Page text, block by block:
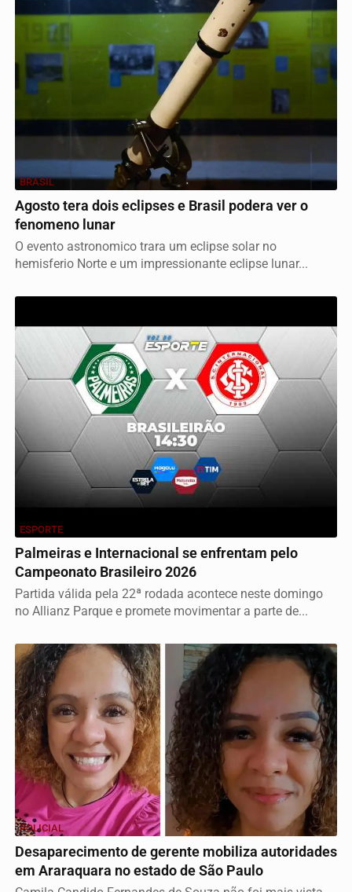
BRASIL
Agosto tera dois eclipses e Brasil podera ver o
fenomeno lunar
O evento astronomico trara um eclipse solar no
hemisferio Norte e um impressionante eclipse lunar...
ESPORTE
Palmeiras e Internacional se enfrentam pelo
Campeonato Brasileiro 2026
Partida válida pela 22ª rodada acontece neste domingo
no Allianz Parque e promete movimentar a parte de...
POLICIAL
Desaparecimento de gerente mobiliza autoridades
em Araraquara no estado de São Paulo